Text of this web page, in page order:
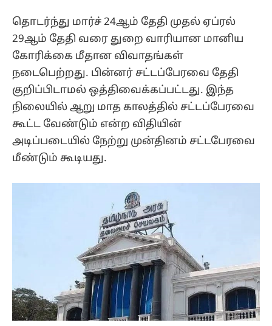
தொடர்ந்து மார்ச் 24ஆம் தேதி முதல் ஏப்ரல்
29ஆம் தேதி வரை துறை வாரியான மானிய
கோரிக்கை மீதான விவாதங்கள்
நடைபெற்றது. பின்னர் சட்டப்பேரவை தேதி
குறிப்பிடாமல் ஒத்திவைக்கப்பட்டது. இந்த
நிலையில் ஆறு மாத காலத்தில் சட்டப்பேரவை
கூட்ட வேண்டும் என்ற விதியின்
அடிப்படையில் நேற்று முன்தினம் சட்டபேரவை
மீண்டும் கூடியது.